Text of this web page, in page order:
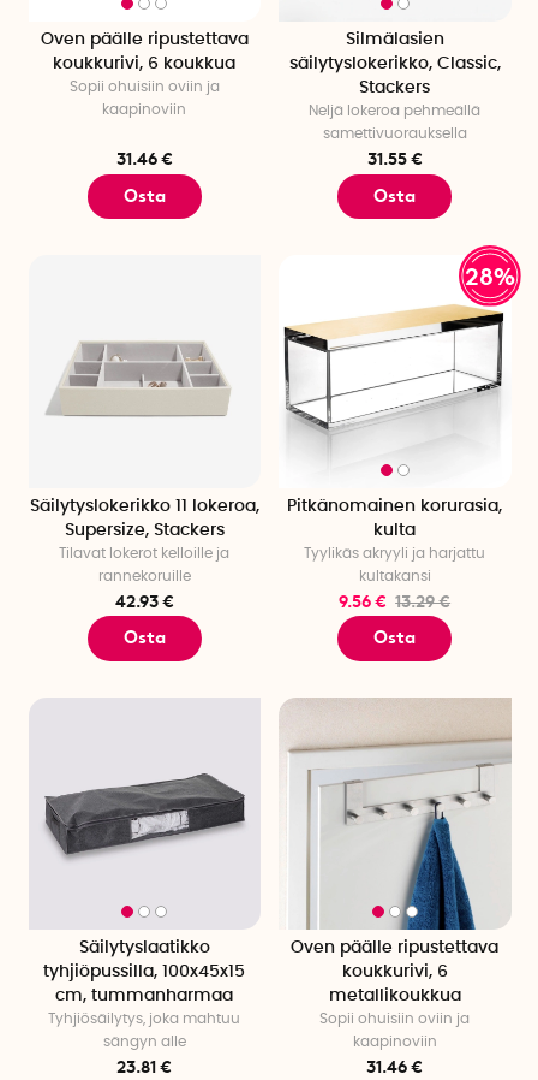
Oven päälle ripustettava
koukkurivi, 6 koukkua
Sopii ohuisiin oviin ja
kaapinoviin
31.46 €
Osta
Silmälasien
säilytyslokerikko, Classic,
Stackers
Neljä lokeroa pehmeällä
samettivuorauksella
31.55 €
Osta
Säilytyslokerikko 11 lokeroa,
Supersize, Stackers
Tilavat lokerot kelloille ja
rannekoruille
42.93 €
Osta
28%
Pitkänomainen korurasia,
kulta
Tyylikäs akryyli ja harjattu
kultakansi
9.56 € 13.29 €
Osta
Säilytyslaatikko
tyhjiöpussilla, 100x45x15
cm, tummanharmaa
Tyhjiösäilytys, joka mahtuu
sängyn alle
23.81 €
Oven päälle ripustettava
koukkurivi, 6
metallikoukkua
Sopii ohuisiin oviin ja
kaapinoviin
31.46 €